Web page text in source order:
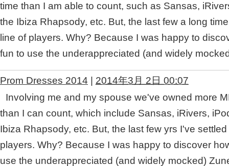
time than I am able to count, such as Sansas,
the Ibiza Rhapsody, etc. But, the last few a long
line of players. Why? Because I was happy to
fun to use the underappreciated (and widely
Prom Dresses 2014
2014年3月 2日 00:07
Involving me and my spouse we've owned more
than I can count, which include Sansas, iRivers,
Ibiza Rhapsody, etc. But, the last few yrs I've
players. Why? Because I was happy to discover
use the underappreciated (and widely mocked)